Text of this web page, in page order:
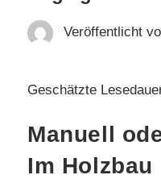
Veröffentlicht
Geschätzte
Manuell
Im